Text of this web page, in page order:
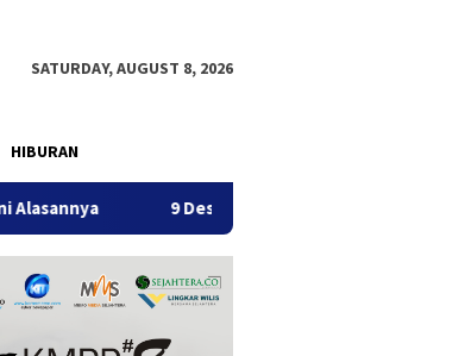
SATURDAY, AUGUST 8, 2026
HIBURAN
9 Desa di 6 Kecamatan Tulungagung Alami